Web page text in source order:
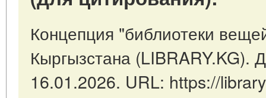
Концепция "библиотеки
Кыргызстана (LIBRARY.KG).
16.01.2026. URL: https://